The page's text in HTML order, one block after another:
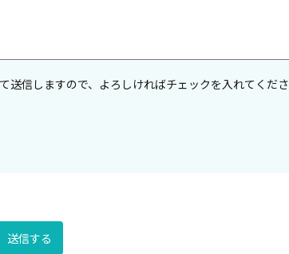
送信しますので、よろしければチェックを入れてくださ